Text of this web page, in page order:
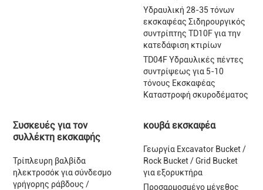
Υδραυλική 28-35 τόνων
εκσκαφέας Σιδηρουργικός
συντρίπτης TD10F για την
κατεδάφιση κτιρίων
TD04F Υδραυλικές πέντες
συντρίψεως για 5-10
τόνους Εκσκαφέας
Καταστροφή σκυροδέματος
Συσκευές για τον
συλλέκτη εκσκαφής
Τρίπλευρη βαλβίδα
ηλεκτροσόκ για σύνδεσμο
γρήγορης ράβδους /
κουβά εκσκαφέα
Γεωργία Excavator Bucket /
Rock Bucket / Grid Bucket
για εξορυκτήρα
Προσαρμοσμένο μέγεθος